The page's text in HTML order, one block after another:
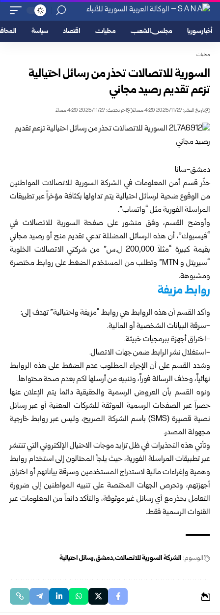
أخبار سوريا مجلس الشعب محليات اقتصاد سياسة
محليات
السورية للاتصالات تحذر من رسائل احتيالية
تزعم تقديم رصيد مجاني
تاريخ النشر: 2025/11/27 4:20 مساءً اخر تحديث: 2025/11/27 4:20 مساءً
دمشق-سانا
حذّر قسم أمن المعلومات في الشركة السورية للاتصالات المواطنين
من الوقوع ضحية لرسائل احتيالية يتم تداولها بكثافة مؤخراً عبر تطبيقات
المراسلة الفورية مثل “واتساب”.
وأوضح القسم، وفق منشور على صفحة السورية للاتصالات في
“فيسبوك”، أن هذه الرسائل المضللة تدعي تقديم منح أو رصيد مجاني
بقيمة كبيرة “مثلاً 200,000 ل.س” من شركتي الاتصالات الخلوية
“سيريتل و MTN” وتطلب من المستخدم الضغط على روابط مختصرة
ومشبوهة.
روابط‌ مزيفة
وأكد القسم أن هذه الروابط هي روابط “مزيفة واحتيالية” تهدف إلى:
-سرقة البيانات الشخصية أو المالية.
-اختراق أجهزة ببرمجيات خبيثة.
-استغلال نشر الرابط ضمن جهات الاتصال.
وشدد القسم على أن الإجراء المطلوب عدم الضغط على هذه الروابط
نهائياً، وحذف الرسالة فوراً، وتنبيه من أرسلها لكم بعدم صحة محتواها.
ونوه القسم بأن العروض الرسمية والحقيقية دائما يتم الإعلان عنها
حصراً عبر الصفحات الرسمية الموثقة للشركات المعنية أو عبر رسائل
نصية قصيرة (SMS) باسم الشركة الصريح، وليس عبر روابط خارجية
مجهولة المصدر.
وتأتي هذه التحذيرات في ظل تزايد موجات الاحتيال الإلكتروني التي تنتشر
عبر تطبيقات المراسلة الفورية، حيث يلجأ المحتالون إلى استخدام روابط
وهمية وإغراءات مالية لاستدراج المستخدمين وسرقة بياناتهم أو اختراق
أجهزتهم، وتحرص الجهات المختصة على تنبيه المواطنين إلى ضرورة
التعامل بحذر مع أي رسائل غير موثوقة، والتأكد دائماً من المعلومات عبر
القنوات الرسمية فقط.
الوسوم: الشركة السورية للاتصالات دمشق رسائل احتيالية